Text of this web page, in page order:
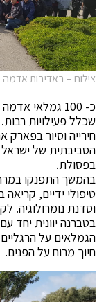
צילום – באדיבות אדמה
כ- 100 גמלאי
שכלל פעילויות
חירייה וסיור
הסביבתית של ישראל
בפסולת.
בהמשך התפנקו
טיפולי ידיים,
וסדנת נומרולוגיה.
בטברנה יוונית יחד
הגמלאים על
חיוך מרוח על הפנים.